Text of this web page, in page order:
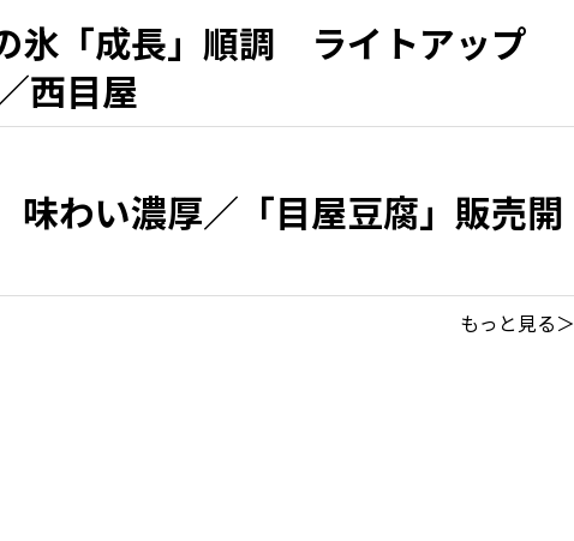
氷「成長」順調 ライトアップ
西目屋
わい濃厚／「目屋豆腐」販売開
もっと見る＞